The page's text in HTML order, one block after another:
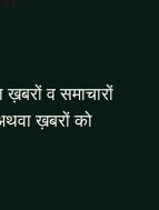
व समाचारों
ख़बरों को